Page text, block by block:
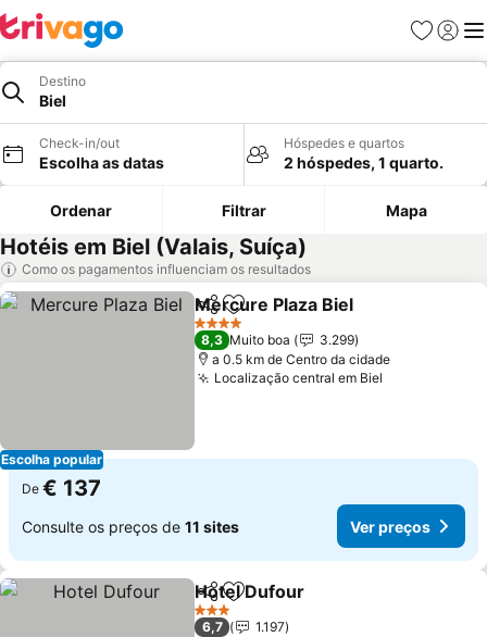
Favoritos
Iniciar
Destino
Biel
Check-in/out
Escolha as datas
Hóspedes e quartos
2 hóspedes, 1 quarto.
Ordenar Filtrar Mapa
Hotéis em Biel (Valais, Suíça)
Como os pagamentos influenciam os resultados
Escolha popular
PartilharAdicionar aos favoritos
Mercure Plaza Biel
4 Estrelas
8,3 Muito boa
3.299
a 0.5 km de Centro da cidade
Localização central em Biel
De € 137
Consulte os preços de 11 sites Ver preços
PartilharAdicionar aos favoritos
Hotel Dufour
3 Estrelas
6,7
1.197